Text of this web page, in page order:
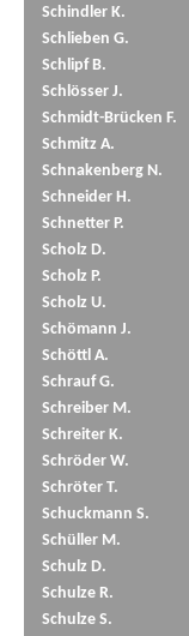
Schindler K.
Schlieben G.
Schlipf B.
Schlösser J.
Schmidt-Brücken F.
Schmitz A.
Schnakenberg N.
Schneider H.
Schnetter P.
Scholz D.
Scholz P.
Scholz U.
Schömann J.
Schöttl A.
Schrauf G.
Schreiber M.
Schreiter K.
Schröder W.
Schröter T.
Schuckmann S.
Schüller M.
Schulz D.
Schulze R.
Schulze S.